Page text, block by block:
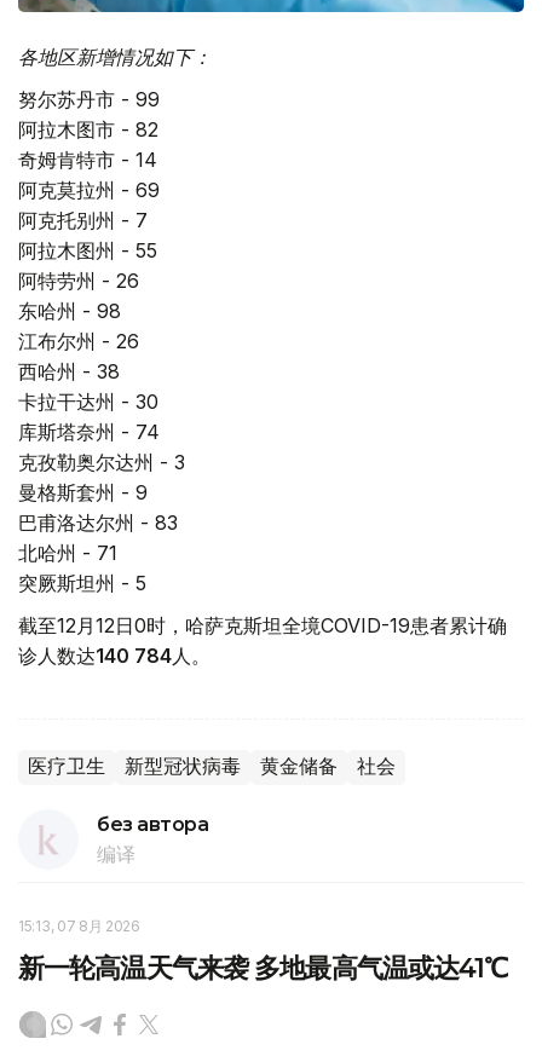
各地区新增情况如下：
努尔苏丹市 - 99
阿拉木图市 - 82
奇姆肯特市 - 14
阿克莫拉州 - 69
阿克托别州 - 7
阿拉木图州 - 55
阿特劳州 - 26
东哈州 - 98
江布尔州 - 26
西哈州 - 38
卡拉干达州 - 30
库斯塔奈州 - 74
克孜勒奥尔达州 - 3
曼格斯套州 - 9
巴甫洛达尔州 - 83
北哈州 - 71
突厥斯坦州 - 5
截至12月12日0时，哈萨克斯坦全境COVID-19患者累计确
诊人数达140 784人。
医疗卫生 新型冠状病毒 黄金储备 社会
без автора
编译
15:13, 07 8月 2026
新一轮高温天气来袭 多地最高气温或达41℃